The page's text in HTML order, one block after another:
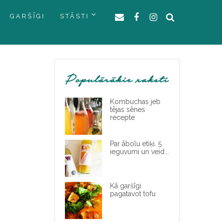
GARŠĪGI STĀSTI
Populārākie raksti
Kombuchas jeb
tējas sēnes
recepte
Par ābolu etiķi. 5
ieguvumi un veid...
Kā garšīgi
pagatavot tofu